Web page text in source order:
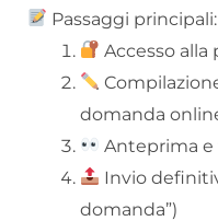
Passaggi principali:
Accesso alla
domanda
Anteprima e
Invio
domanda”)